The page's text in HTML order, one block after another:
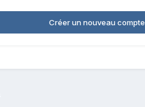
Créer un nouveau compte